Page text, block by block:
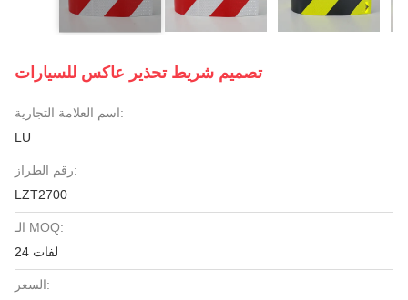
تصميم شريط تحذير عاكس للسيارات
اسم العلامة التجارية:
LU
رقم الطراز:
LZT2700
الـ MOQ:
24 لفات
السعر: